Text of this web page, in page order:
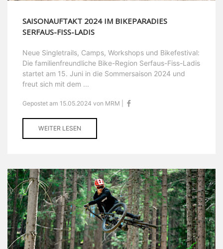
SAISONAUFTAKT 2024 IM BIKEPARADIES
SERFAUS-FISS-LADIS
Neue Singletrails, Camps, Workshops und Bikefestival:
Die familienfreundliche Bike-Region Serfaus-Fiss-Ladis
startet am 15. Juni in die Sommersaison 2024 und
freut sich mit dem ...
Gepostet am 15.05.2024 von MRM |
WEITER LESEN